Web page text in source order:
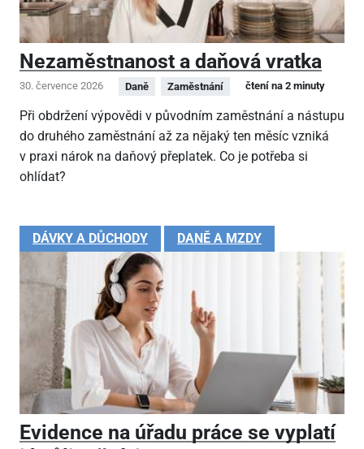
Nezaměstnanost a daňová vratka
30. července 2026 Daně Zaměstnání čtení na 2 minuty
Při obdržení výpovědi v původním zaměstnání a nástupu
do druhého zaměstnání až za nějaký ten měsíc vzniká
v praxi nárok na daňový přeplatek. Co je potřeba si
ohlídat?
DÁVKY A DŮCHODY DANĚ A MZDY
Evidence na úřadu práce se vyplatí